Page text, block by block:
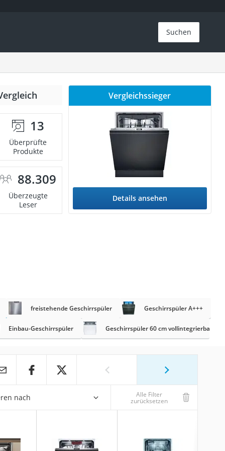
Suchen
13
Überprüfte
Produkte
88.309
Überzeugte
Leser
Vergleichssieger
Details ansehen
freistehende Geschirrspüler Geschirrspüler A+++
Einbau-Geschirrspüler Geschirrspüler 60 cm vollintegrierbar
nach Alle Filter
zurücksetzen